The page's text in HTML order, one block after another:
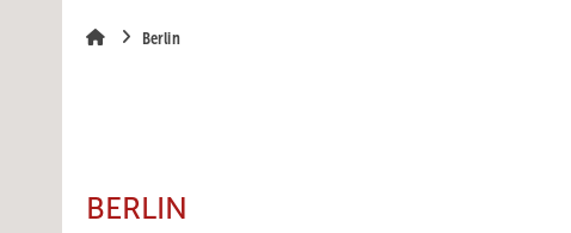
Berlin
BERLIN